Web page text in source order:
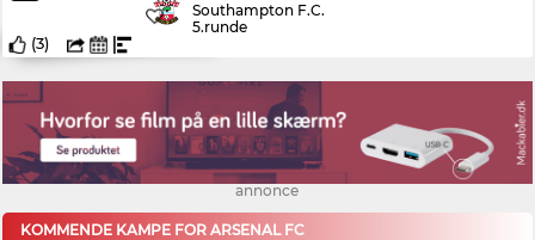
Southampton F.C.
5.runde
(3)
annonce
KOMMENDE KAMPE FOR ARSENAL FC